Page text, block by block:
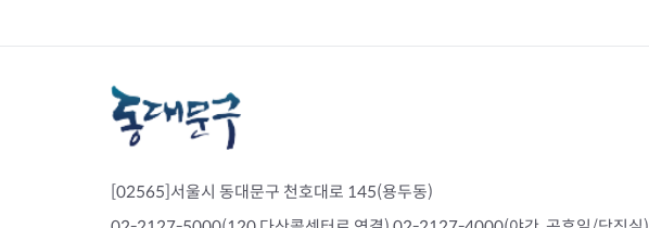
[02565]서울시 동대문구 천호대로 145(용두동)